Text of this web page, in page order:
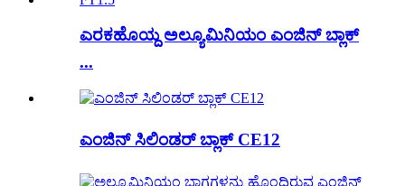
ಎರಕಹೊಯ್ದ ಅಲ್ಯೂಮಿನಿಯಂ ಎಂಜಿನ್ ಬ್ಲಾಕ್
...
ಎಂಜಿನ್ ಸಿಲಿಂಡರ್ ಬ್ಲಾಕ್ CE12